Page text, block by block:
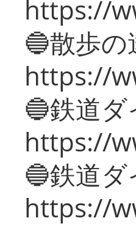
https://
🔵散歩の
https://
🔵鉄道ダ
https://
🔵鉄道
https://